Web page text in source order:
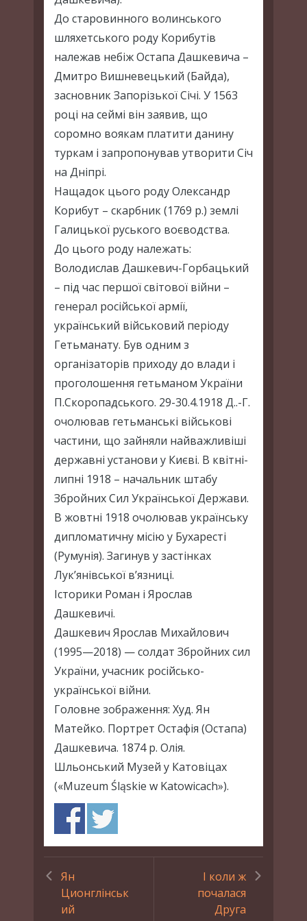
До старовинного волинського
шляхетського роду Корибутів
належав небіж Остапа Дашкевича –
Дмитро Вишневецький (Байда),
засновник Запорізької Січі. У 1563
році на сеймі він заявив, що
соромно воякам платити данину
туркам і запропонував утворити Січ
на Дніпрі.
Нащадок цього роду Олександр
Корибут – скарбник (1769 р.) землі
Галицької руського воєводства.
До цього роду належать:
Володислав Дашкевич-Горбацький
– під час першої світової війни –
генерал російської армії,
український військовий періоду
Гетьманату. Був одним з
організаторів приходу до влади і
проголошення гетьманом України
П.Скоропадського. 29-30.4.1918 Д..-Г.
очолював гетьманські військові
частини, що зайняли найважливіші
державні установи у Києві. В квітні-
липні 1918 – начальник штабу
Збройних Сил Української Держави.
В жовтні 1918 очолював українську
дипломатичну місію у Бухаресті
(Румунія). Загинув у застінках
Лук’янівської в’язниці.
Історики Роман і Ярослав
Дашкевичі.
Дашкевич Ярослав Михайлович
(1995—2018) — солдат Збройних сил
України, учасник російсько-
української війни.
Головне зображення: Худ. Ян
Матейко. Портрет Остафія (Остапа)
Дашкевича. 1874 р. Олія.
Шльонський Музей у Катовіцах
(«Muzeum Śląskie w Katowicach»).
Ян
Ционглінськ
ий
І коли ж
почалася
Друга